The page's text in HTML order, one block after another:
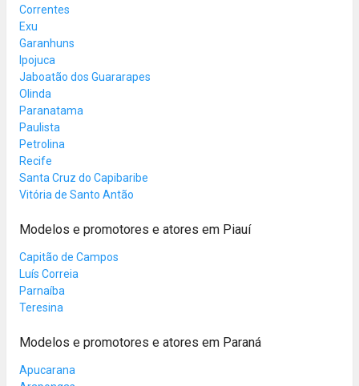
Correntes
Exu
Garanhuns
Ipojuca
Jaboatão dos Guararapes
Olinda
Paranatama
Paulista
Petrolina
Recife
Santa Cruz do Capibaribe
Vitória de Santo Antão
Modelos e promotores e atores em Piauí
Capitão de Campos
Luís Correia
Parnaíba
Teresina
Modelos e promotores e atores em Paraná
Apucarana